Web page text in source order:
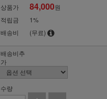
상품가 84,000원
적립금
1%
배송비
(무료)
배송비추
가
수량